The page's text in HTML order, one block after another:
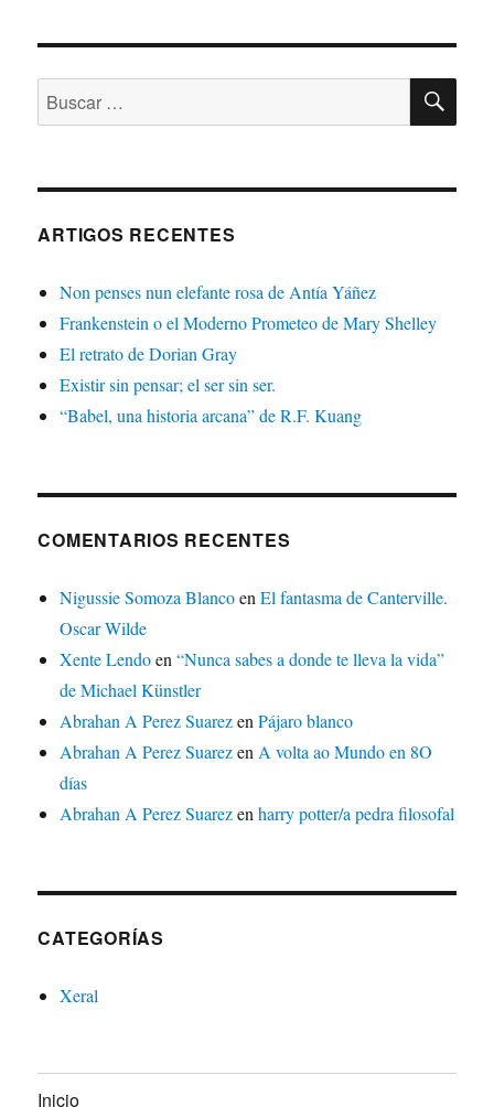
Buscar:
ARTIGOS RECENTES
Non penses nun elefante rosa de Antía Yáñez
Frankenstein o el Moderno Prometeo de Mary Shelley
El retrato de Dorian Gray
Existir sin pensar; el ser sin ser.
“Babel, una historia arcana” de R.F. Kuang
COMENTARIOS RECENTES
Nigussie Somoza BlancoenEl fantasma de Canterville.
Oscar Wilde
Xente Lendoen“Nunca sabes a donde te lleva la vida”
de Michael Künstler
Abrahan A Perez SuarezenPájaro blanco
Abrahan A Perez Suarezen A volta ao Mundo en 8O
días
Abrahan A Perez Suarezenharry potter/a pedra filosofal
CATEGORÍAS
Xeral
Inicio